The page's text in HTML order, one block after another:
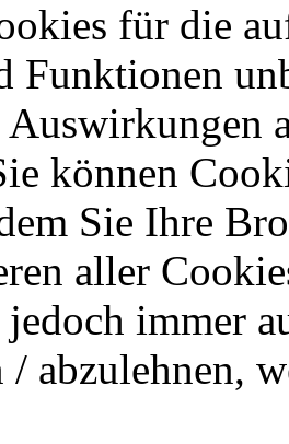
für die
Funktionen
können
Sie Ihre
aller
jedoch immer
/ abzulehnen,